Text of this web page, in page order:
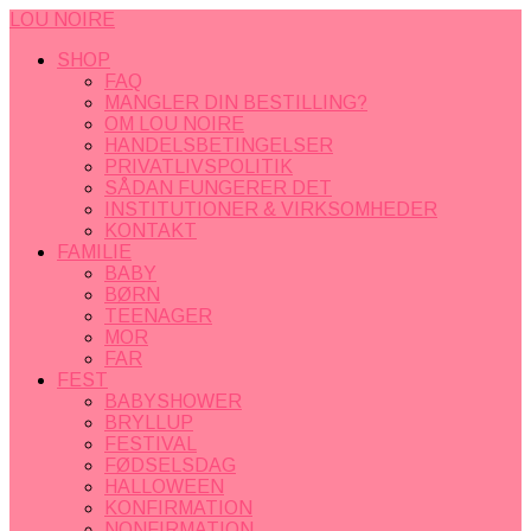
LOU NOIRE
SHOP
FAQ
MANGLER DIN BESTILLING?
OM LOU NOIRE
HANDELSBETINGELSER
PRIVATLIVSPOLITIK
SÅDAN FUNGERER DET
INSTITUTIONER & VIRKSOMHEDER
KONTAKT
FAMILIE
BABY
BØRN
TEENAGER
MOR
FAR
FEST
BABYSHOWER
BRYLLUP
FESTIVAL
FØDSELSDAG
HALLOWEEN
KONFIRMATION